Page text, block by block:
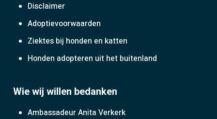
Disclaimer
Adoptievoorwaarden
Ziektes bij honden en katten
Honden adopteren uit het buitenland
Wie wij willen bedanken
Ambassadeur Anita Verkerk